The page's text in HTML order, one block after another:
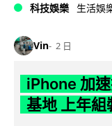
科技娛樂 生活娛
Vin 2 日
iPhone 加
基地 上年